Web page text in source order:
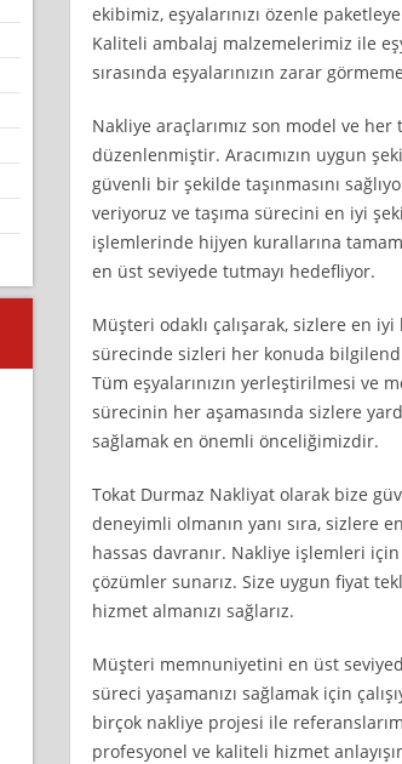
ekibimiz, eşyalarınızı özenle
Kaliteli ambalaj malzemelerimiz ile
sırasında eşyalarınızın zarar
Nakliye araçlarımız son model ve
düzenlenmiştir. Aracımızın uygun
güvenli bir şekilde taşınmasını
veriyoruz ve taşıma sürecini en iyi
işlemlerinde hijyen kurallarına
en üst seviyede tutmayı hedefliyor.
Müşteri odaklı çalışarak, sizlere en
sürecinde sizleri her konuda
Tüm eşyalarınızın yerleştirilmesi ve
sürecinin her aşamasında sizlere
sağlamak en önemli önceliğimizdir.
Tokat Durmaz Nakliyat olarak bize
deneyimli olmanın yanı sıra, sizlere
hassas davranır. Nakliye işlemleri
çözümler sunarız. Size uygun fiyat
hizmet almanızı sağlarız.
Müşteri memnuniyetini en üst
süreci yaşamanızı sağlamak için
birçok nakliye projesi ile
profesyonel ve kaliteli hizmet